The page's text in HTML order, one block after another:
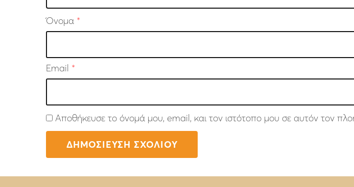
Όνομα *
Email *
Αποθήκευσε το όνομά μου, email, και τον ιστότοπο μου σε αυτόν τον